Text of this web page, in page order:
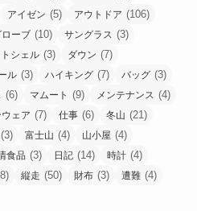
アイゼン (5) アウトドア (106)
ローブ (10) サングラス (3)
シェル (3) ダウン (7)
ル (3) ハイキング (7) バッグ (3)
(6) マムート (9) メンテナンス (4)
ェア (7) 仕事 (6) 冬山 (21)
(3) 富士山 (4) 山小屋 (4)
食品 (3) 日記 (14) 時計 (4)
縦走 (50) 財布 (3) 遭難 (4)